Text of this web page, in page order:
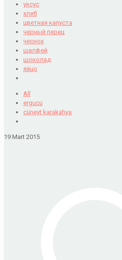
уксус
хлеб
цветная капуста
черный перец
чеснок
шалфей
шоколад
яйцо
All
ergucu
cüneyt karakahya
19 Mart 2015